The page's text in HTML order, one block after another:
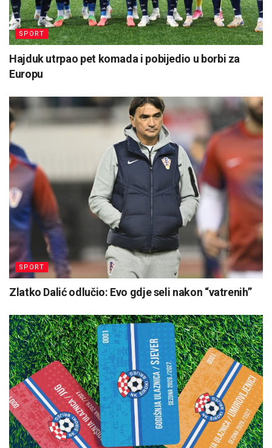
SPORT
Hajduk utrpao pet komada i pobijedio u borbi za
Europu
SPORT
Zlatko Dalić odlučio: Evo gdje seli nakon “vatrenih”